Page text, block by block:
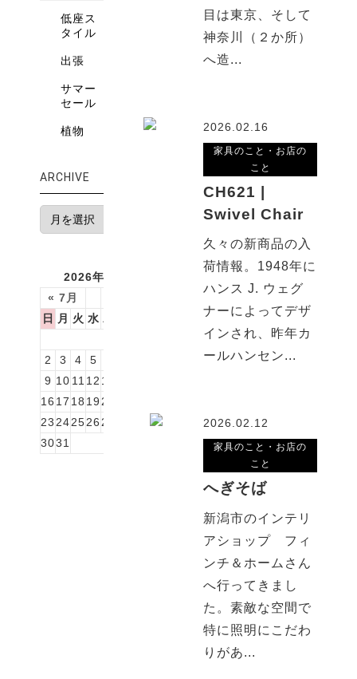
目は東京、そして
神奈川（２か所）
へ造...
2026.02.16
家具のこと・お店の
こと
CH621 |
Swivel Chair
久々の新商品の入
荷情報。1948年に
ハンス J. ウェグ
ナーによってデザ
インされ、昨年カ
ールハンセン...
2026.02.12
家具のこと・お店の
こと
へぎそば
新潟市のインテリ
アショップ フィ
ンチ＆ホームさん
へ行ってきまし
た。素敵な空間で
特に照明にこだわ
りがあ...
低座ス
タイル
出張
サマー
セール
植物
ARCHIVE
2026年8月
日 月 火 水 木
« 7月
2
3 4 5
9 10 11 12 13
16 17 18 19 20
23 242526 27
3031